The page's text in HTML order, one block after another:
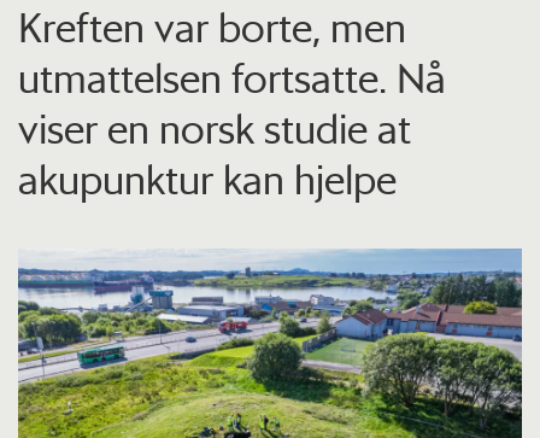
Kreften var borte, men
utmattelsen fortsatte. Nå
viser en norsk studie at
akupunktur kan hjelpe